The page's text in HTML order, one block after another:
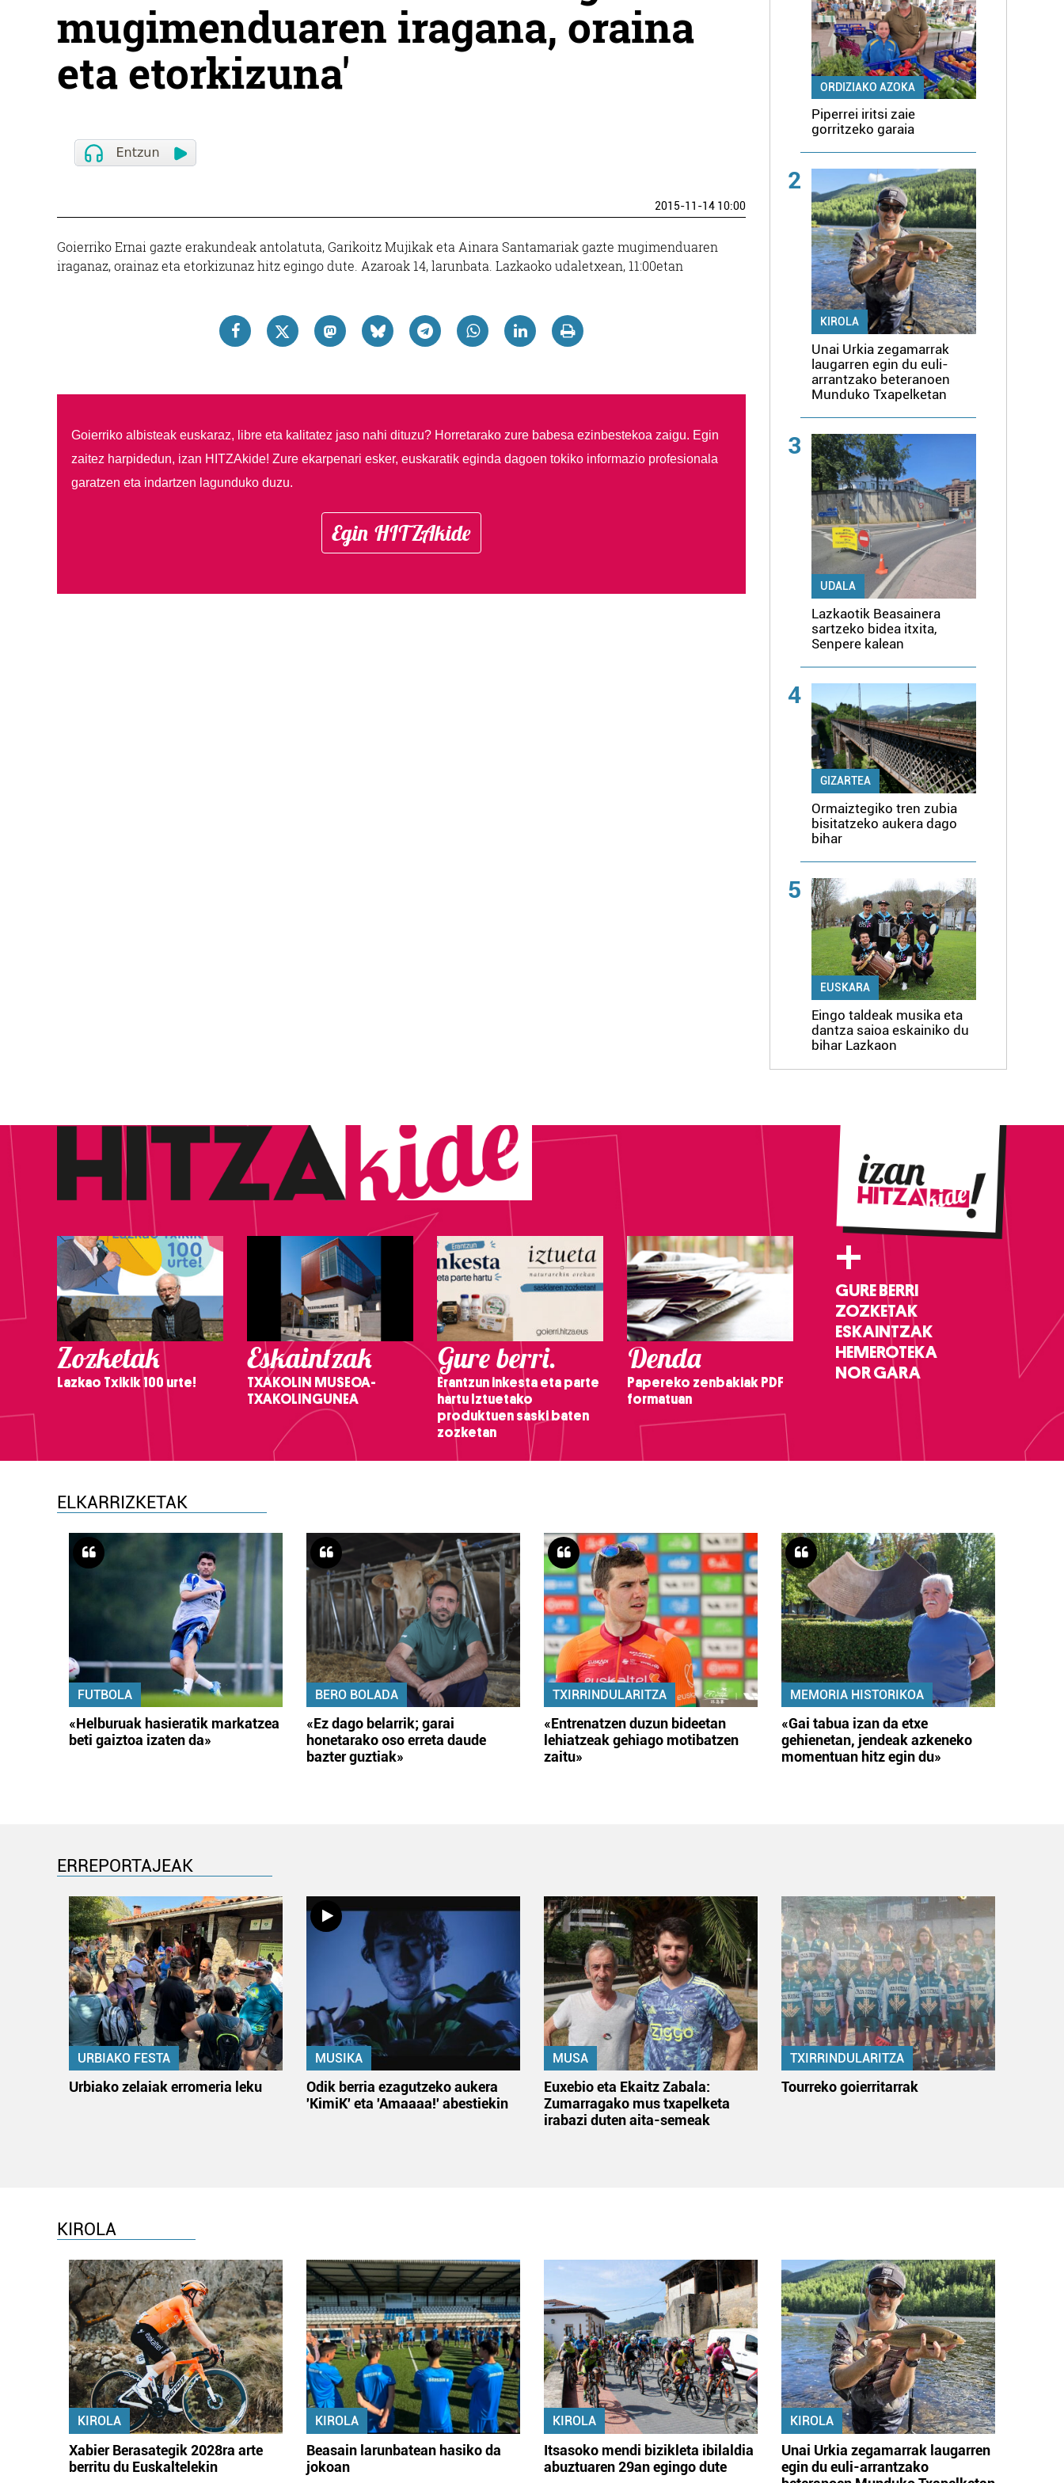
mugimenduaren iragana, oraina
eta etorkizuna'
2015-11-14 10:00
Goierriko Ernai gazte erakundeak antolatuta, Garikoitz Mujikak eta Ainara Santamariak gazte mugimenduaren
iraganaz, orainaz eta etorkizunaz hitz egingo dute. Azaroak 14, larunbata. Lazkaoko udaletxean, 11:00etan
Goierriko albisteak euskaraz, libre eta kalitatez jaso nahi dituzu? Horretarako zure babesa ezinbestekoa zaigu. Egin
zaitez harpidedun, izan HITZAkide! Zure ekarpenari esker, euskaratik eginda dagoen tokiko informazio profesionala
garatzen eta indartzen lagunduko duzu.
Egin HITZAkide
ORDIZIAKO AZOKA
Piperrei iritsi zaie
gorritzeko garaia
2
KIROLA
Unai Urkia zegamarrak
laugarren egin du euli-
arrantzako beteranoen
Munduko Txapelketan
3
UDALA
Lazkaotik Beasainera
sartzeko bidea itxita,
Senpere kalean
4
GIZARTEA
Ormaiztegiko tren zubia
bisitatzeko aukera dago
bihar
5
EUSKARA
Eingo taldeak musika eta
dantza saioa eskainiko du
bihar Lazkaon
Zozketak
Lazkao Txikik 100 urte!
Eskaintzak
TXAKOLIN MUSEOA-
TXAKOLINGUNEA
Gure berri.
Erantzun inkesta eta parte
hartu Iztuetako
produktuen saski baten
zozketan
Denda
Papereko zenbakiak PDF
formatuan
+
GURE BERRI
ZOZKETAK
ESKAINTZAK
HEMEROTEKA
NOR GARA
ELKARRIZKETAK
FUTBOLA
«Helburuak hasieratik markatzea
beti gaiztoa izaten da»
BERO BOLADA
«Ez dago belarrik; garai
honetarako oso erreta daude
bazter guztiak»
TXIRRINDULARITZA
«Entrenatzen duzun bideetan
lehiatzeak gehiago motibatzen
zaitu»
MEMORIA HISTORIKOA
«Gai tabua izan da etxe
gehienetan, jendeak azkeneko
momentuan hitz egin du»
ERREPORTAJEAK
URBIAKO FESTA
Urbiako zelaiak erromeria leku
MUSIKA
Odik berria ezagutzeko aukera
'KimiK' eta 'Amaaaa!' abestiekin
MUSA
Euxebio eta Ekaitz Zabala:
Zumarragako mus txapelketa
irabazi duten aita-semeak
TXIRRINDULARITZA
Tourreko goierritarrak
KIROLA
KIROLA
Xabier Berasategik 2028ra arte
berritu du Euskaltelekin
KIROLA
Beasain larunbatean hasiko da
jokoan
KIROLA
Itsasoko mendi bizikleta ibilaldia
abuztuaren 29an egingo dute
KIROLA
Unai Urkia zegamarrak laugarren
egin du euli-arrantzako